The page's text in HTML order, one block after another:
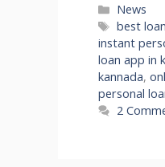
News
Tags
best
instant
loan app in
kannada,
personal
2